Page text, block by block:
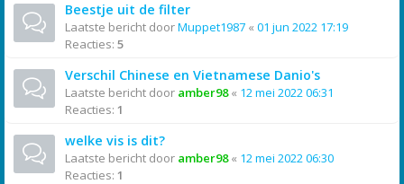
Beestje uit de filter
Laatste bericht doorMuppet1987 « 01 jun 2022 17:19
Reacties: 5
Verschil Chinese en Vietnamese Danio's
Laatste bericht door amber98« 12 mei 2022 06:31
Reacties: 1
welke vis is dit?
Laatste bericht door amber98« 12 mei 2022 06:30
Reacties: 1